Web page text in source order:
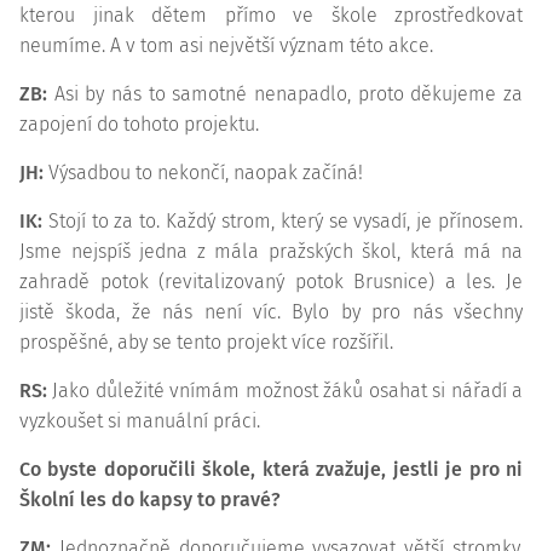
kterou jinak dětem přímo ve škole zprostředkovat
neumíme. A v tom asi největší význam této akce.
ZB: Asi by nás to samotné nenapadlo, proto děkujeme za
zapojení do tohoto projektu.
JH: Výsadbou to nekončí, naopak začíná!
IK: Stojí to za to. Každý strom, který se vysadí, je přínosem.
Jsme nejspíš jedna z mála pražských škol, která má na
zahradě potok (revitalizovaný potok Brusnice) a les. Je
jistě škoda, že nás není víc. Bylo by pro nás všechny
prospěšné, aby se tento projekt více rozšířil.
RS: Jako důležité vnímám možnost žáků osahat si nářadí a
vyzkoušet si manuální práci.
Co byste doporučili škole, která zvažuje, jestli je pro ni
Školní les do kapsy to pravé?